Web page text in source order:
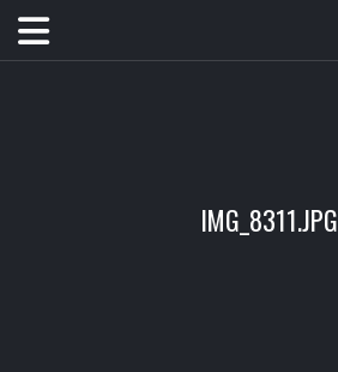
IMG_8311.JPG